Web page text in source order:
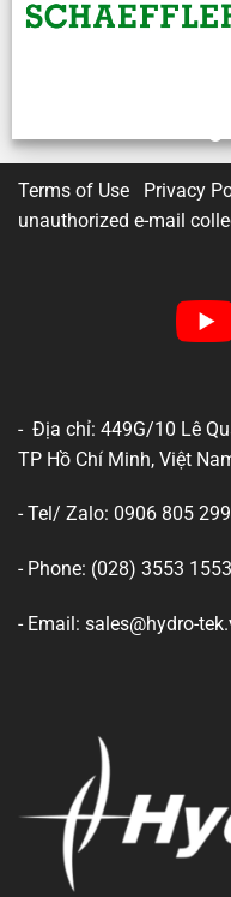
Terms of Use Privacy
unauthorized e-mail
- Địa chỉ: 449G/10 Lê
TP Hồ Chí Minh, Việt
- Tel/ Zalo: 0906 805 299
- Phone: (028) 3553 1553
- Email: sales@hydro-